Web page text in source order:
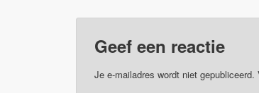
Geef een reactie
Je e-mailadres wordt niet gepubliceerd.